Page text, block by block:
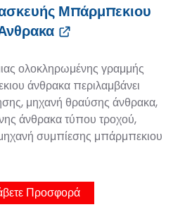
Μπάρμπεκιου
ολοκληρωμένης γραμμής
άνθρακα περιλαμβάνει
μηχανή θραύσης άνθρακα,
άνθρακα τύπου τροχού,
συμπίεσης μπάρμπεκιου
Προσφορά